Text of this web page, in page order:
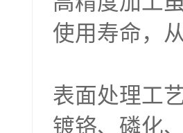
使用寿命，
表面处理工
镀铬、磷化